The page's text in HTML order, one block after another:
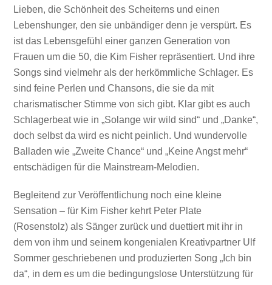
Lieben, die Schönheit des Scheiterns und einen
Lebenshunger, den sie unbändiger denn je verspürt. Es
ist das Lebensgefühl einer ganzen Generation von
Frauen um die 50, die Kim Fisher repräsentiert. Und ihre
Songs sind vielmehr als der herkömmliche Schlager. Es
sind feine Perlen und Chansons, die sie da mit
charismatischer Stimme von sich gibt. Klar gibt es auch
Schlagerbeat wie in „Solange wir wild sind“ und „Danke“,
doch selbst da wird es nicht peinlich. Und wundervolle
Balladen wie „Zweite Chance“ und „Keine Angst mehr“
entschädigen für die Mainstream-Melodien.
Begleitend zur Veröffentlichung noch eine kleine
Sensation – für Kim Fisher kehrt Peter Plate
(Rosenstolz) als Sänger zurück und duettiert mit ihr in
dem von ihm und seinem kongenialen Kreativpartner Ulf
Sommer geschriebenen und produzierten Song „Ich bin
da“, in dem es um die bedingungslose Unterstützung für
Mit